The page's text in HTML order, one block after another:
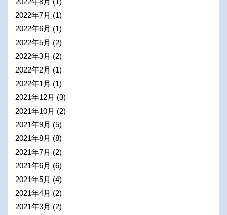
2022年7月 (1)
2022年6月 (1)
2022年5月 (2)
2022年3月 (2)
2022年2月 (1)
2022年1月 (1)
2021年12月 (3)
2021年10月 (2)
2021年9月 (5)
2021年8月 (8)
2021年7月 (2)
2021年6月 (6)
2021年5月 (4)
2021年4月 (2)
2021年3月 (2)